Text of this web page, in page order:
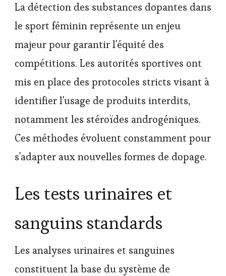
La détection des substances dopantes dans
le sport féminin représente un enjeu
majeur pour garantir l'équité des
compétitions. Les autorités sportives ont
mis en place des protocoles stricts visant à
identifier l'usage de produits interdits,
notamment les stéroïdes androgéniques.
Ces méthodes évoluent constamment pour
s'adapter aux nouvelles formes de dopage.
Les tests urinaires et
sanguins standards
Les analyses urinaires et sanguines
constituent la base du système de